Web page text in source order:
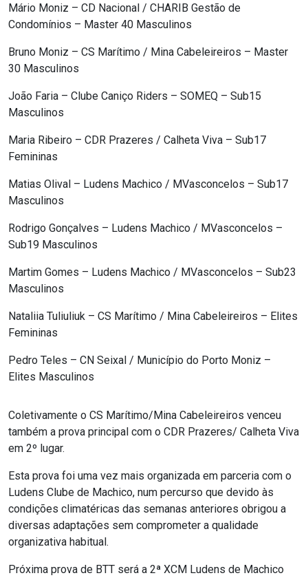
Mário Moniz – CD Nacional / CHARIB Gestão de
Condomínios – Master 40 Masculinos
Bruno Moniz – CS Marítimo / Mina Cabeleireiros – Master
30 Masculinos
João Faria – Clube Caniço Riders – SOMEQ – Sub15
Masculinos
Maria Ribeiro – CDR Prazeres / Calheta Viva – Sub17
Femininas
Matias Olival – Ludens Machico / MVasconcelos – Sub17
Masculinos
Rodrigo Gonçalves – Ludens Machico / MVasconcelos –
Sub19 Masculinos
Martim Gomes – Ludens Machico / MVasconcelos – Sub23
Masculinos
Nataliia Tuliuliuk – CS Marítimo / Mina Cabeleireiros – Elites
Femininas
Pedro Teles – CN Seixal / Município do Porto Moniz –
Elites Masculinos
Coletivamente o CS Marítimo/Mina Cabeleireiros venceu
também a prova principal com o CDR Prazeres/ Calheta Viva
em 2º lugar.
Esta prova foi uma vez mais organizada em parceria com o
Ludens Clube de Machico, num percurso que devido às
condições climatéricas das semanas anteriores obrigou a
diversas adaptações sem comprometer a qualidade
organizativa habitual.
Próxima prova de BTT será a 2ª XCM Ludens de Machico